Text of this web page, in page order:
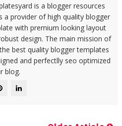
is a blogger resources
a provider of high quality blogger
with premium looking layout
design. The main mission of
best quality blogger templates
and perfectlly seo optimized
blog.